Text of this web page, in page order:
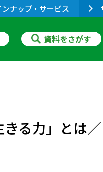
ンナップ・サービス
資料をさがす
きる力」とは